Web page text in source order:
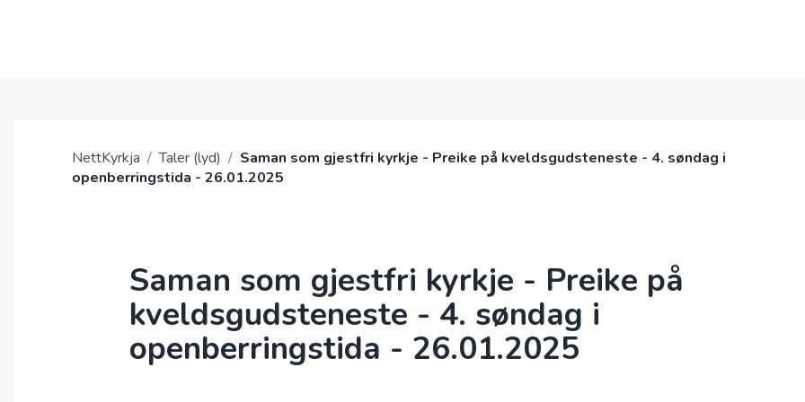
NettKyrkja / Taler (lyd) / Saman som gjestfri kyrkje - Preike på kveldsgudsteneste - 4. søndag i
openberringstida - 26.01.2025
Saman som gjestfri kyrkje - Preike på
kveldsgudsteneste - 4. søndag i
openberringstida - 26.01.2025